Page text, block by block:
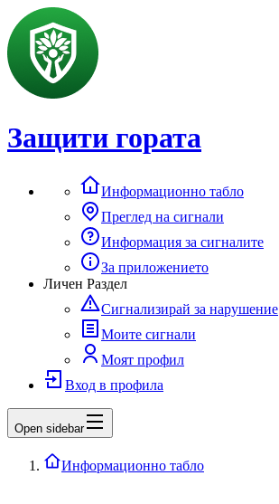
Защити гората
Информационно табло
Преглед на сигнали
Информация за сигналите
За приложението
Личен Раздел
Сигнализирай за нарушение
Моите сигнали
Моят профил
Вход в профила
Open sidebar
Информационно табло